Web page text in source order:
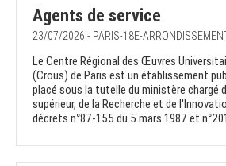
Agents de service
23/07/2026 - PARIS-18E-
Le Centre Régional des Œuvres
(Crous) de Paris est un établissement
placé sous la tutelle du ministère chargé
supérieur, de la Recherche et de
décrets n°87-155 du 5 mars 1987 et